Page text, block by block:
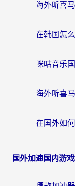
国外加速国内游戏